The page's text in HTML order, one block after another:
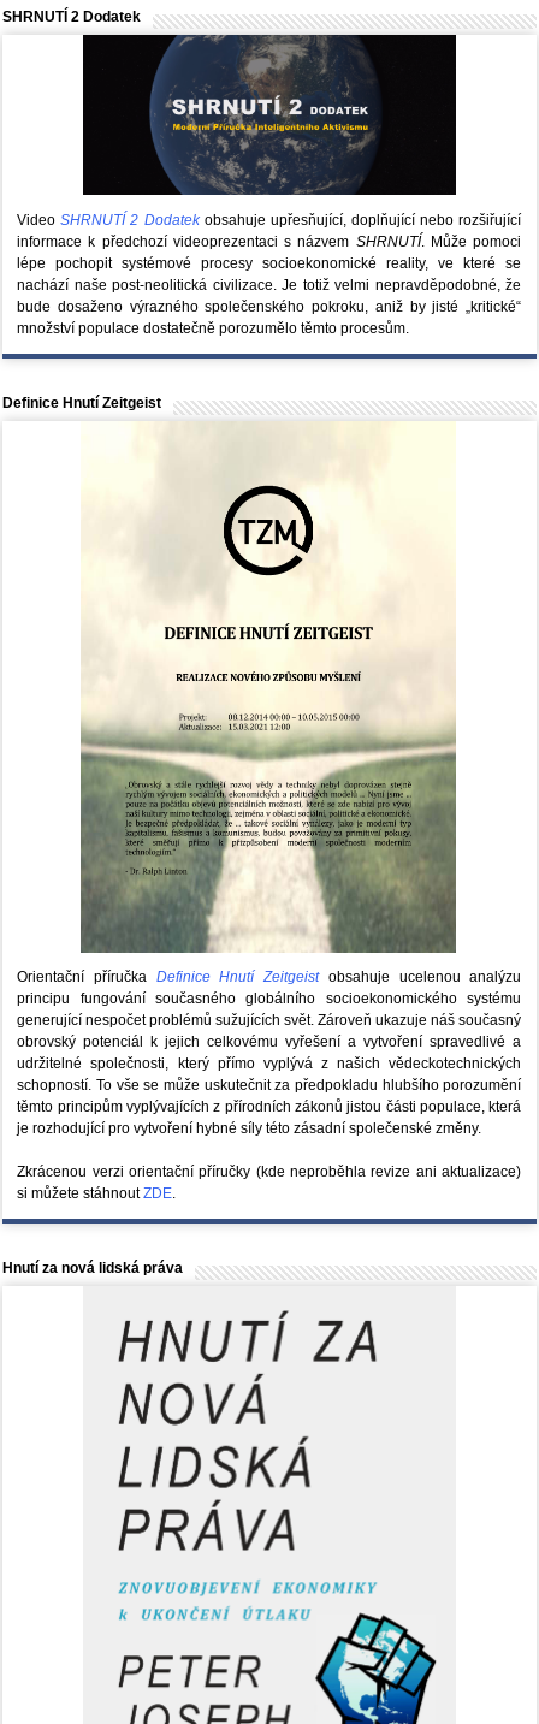
SHRNUTÍ 2 Dodatek
VideoSHRNUTÍ 2 Dodatekobsahuje upřesňující, doplňující nebo rozšiřující
informace k předchozí videoprezentaci s názvem SHRNUTÍ. Může pomoci
lépe pochopit systémové procesy socioekonomické reality, ve které se
nachází naše post-neolitická civilizace. Je totiž velmi nepravděpodobné, že
bude dosaženo výrazného společenského pokroku, aniž by jisté „kritické“
množství populace dostatečně porozumělo těmto procesům.
Definice Hnutí Zeitgeist
Orientační příručka Definice Hnutí Zeitgeistobsahuje ucelenou analýzu
principu fungování současného globálního socioekonomického systému
generující nespočet problémů sužujících svět. Zároveň ukazuje náš současný
obrovský potenciál k jejich celkovému vyřešení a vytvoření spravedlivé a
udržitelné společnosti, který přímo vyplývá z našich vědeckotechnických
schopností. To vše se může uskutečnit za předpokladu hlubšího porozumění
těmto principům vyplývajících z přírodních zákonů jistou části populace, která
je rozhodující pro vytvoření hybné síly této zásadní společenské změny.
Zkrácenou verzi orientační příručky (kde neproběhla revize ani aktualizace)
si můžete stáhnoutZDE.
Hnutí za nová lidská práva